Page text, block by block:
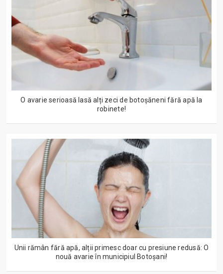
O avarie serioasă lasă alți zeci de botoșăneni fără apă la
robinete!
Unii rămân fără apă, alții primesc doar cu presiune redusă: O
nouă avarie în municipiul Botoșani!